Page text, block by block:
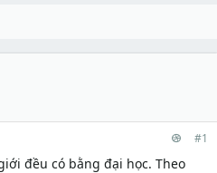
#1
đều có bằng đại học. Theo